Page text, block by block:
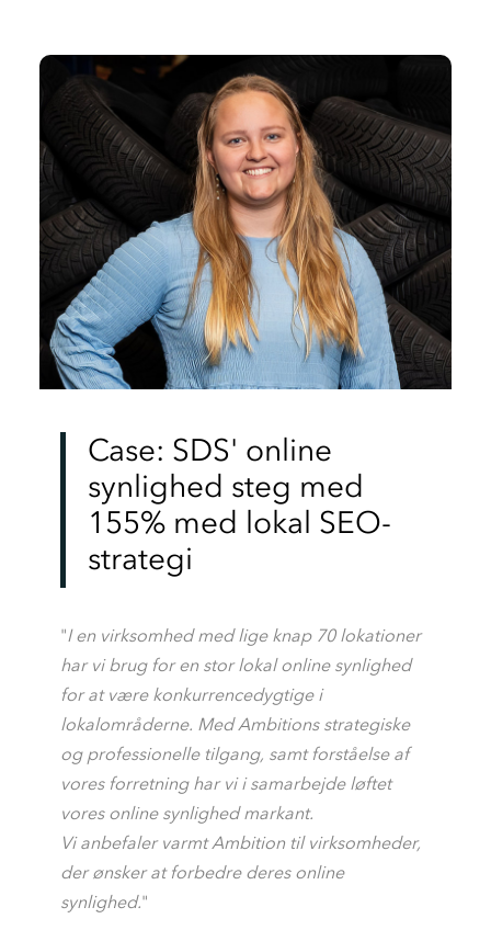
Case: SDS' online
synlighed steg med
155% med lokal SEO-
strategi
"I en virksomhed med lige knap 70 lokationer
har vi brug for en stor lokal online synlighed
for at være konkurrencedygtige i
lokalområderne. Med Ambitions strategiske
og professionelle tilgang, samt forståelse af
vores forretning har vi i samarbejde løftet
vores online synlighed markant.
Vi anbefaler varmt Ambition til virksomheder,
der ønsker at forbedre deres online
synlighed."